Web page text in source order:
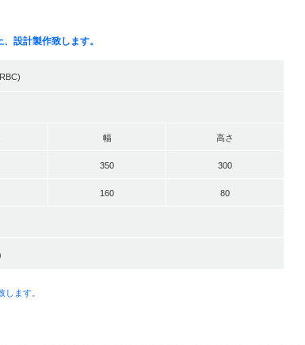
設計製作致します。
幅 高さ
350 300
160 80
ます。